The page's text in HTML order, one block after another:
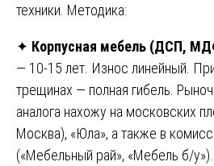
техники. Методика:
✦ Корпусная мебель (ДСП,
— 10-15 лет. Износ линейный.
трещинах — полная гибель.
аналога нахожу на московских
Москва), «Юла», а также в
(«Мебельный рай», «Мебель б/